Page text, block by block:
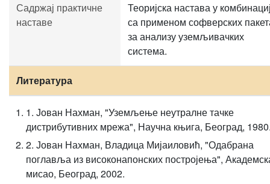
Садржај практичне
наставе
Теоријска настава у
са применом софверских
за анализу уземљивачких
система.
Литература
1. Јован Нахман, "Уземљење неутралне тачке
дистрибутивних мрежа", Научна књига, Београд,
2. Јован Нахман, Владица Мијаиловић, "Одабрана
поглавља из високонапонских постројења",
мисао, Београд, 2002.